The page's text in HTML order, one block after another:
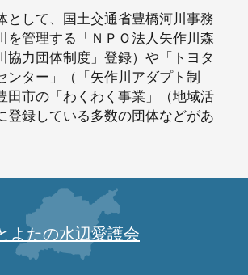
として、国土交通省豊橋河川事務
を管理する「ＮＰＯ法人矢作川森
協力団体制度」登録）や「トヨタ
ンター」（「矢作川アダプト制
田市の「わくわく事業」（地域活
登録している多数の団体などがあ
よたの水辺愛護会